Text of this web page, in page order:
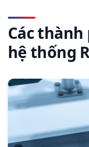
Các
hệ thống